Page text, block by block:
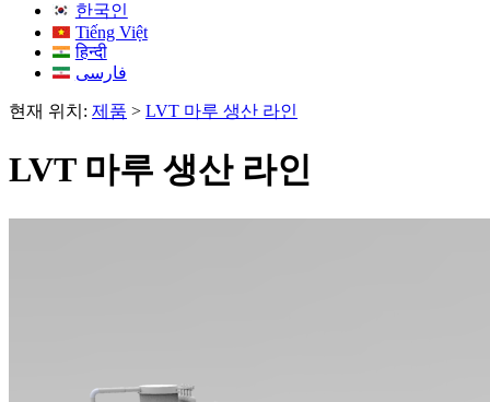
한국인
Tiếng Việt
हिन्दी
فارسی
현재 위치: 제품 > LVT 마루 생산 라인
LVT 마루 생산 라인